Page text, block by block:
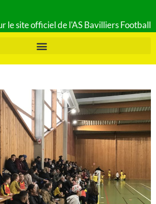
le site officiel de l'AS Bavilliers Football